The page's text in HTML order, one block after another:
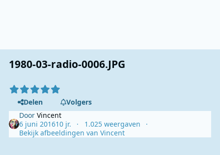
1980-03-radio-0006.JPG
Delen
Volgers
DoorVincent
6 juni 201610 jr.
1.025 weergaven
Bekijk afbeeldingen van Vincent